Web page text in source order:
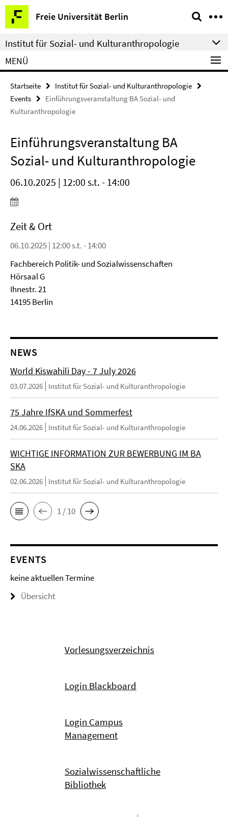
Springe
direkt
zu
Inhalt
Freie Universität Berlin
Service-
Navigation
Institut für Sozial- und Kulturanthropologie
MENÜ
Startseite
Institut für Sozial- und Kulturanthropologie
Events
Einführungsveranstaltung BA Sozial- und
Kulturanthropologie
Einführungsveranstaltung BA
Sozial- und Kulturanthropologie
06.10.2025 | 12:00 s.t. - 14:00
Zeit & Ort
06.10.2025 | 12:00 s.t. - 14:00
Fachbereich Politik- und Sozialwissenschaften
Hörsaal G
Ihnestr. 21
14195 Berlin
NEWS
World Kiswahili Day - 7 July 2026
03.07.2026 Institut für Sozial- und Kulturanthropologie
75 Jahre IfSKA und Sommerfest
24.06.2026 Institut für Sozial- und Kulturanthropologie
WICHTIGE INFORMATION ZUR BEWERBUNG IM BA
SKA
02.06.2026 Institut für Sozial- und Kulturanthropologie
1 / 10
EVENTS
keine aktuellen Termine
Übersicht
Vorlesungsverzeichnis
Login Blackboard
Login Campus
Management
Sozialwissenschaftliche
Bibliothek